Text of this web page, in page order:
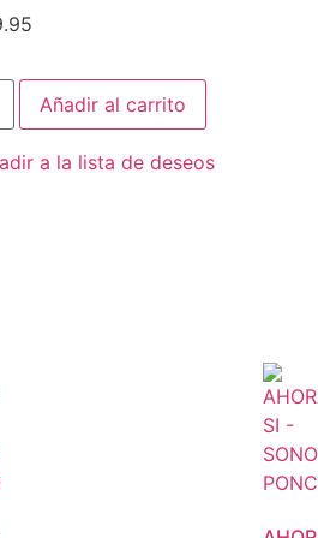
Añadir al carrito
a la lista de deseos